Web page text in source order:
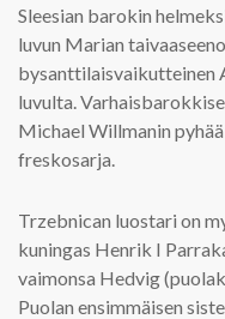
Sleesian barokin
luvun Marian
bysanttilaisvaikutteinen
luvulta.
Michael Willmanin
freskosarja.
Trzebnican luostari on
kuningas Henrik I
vaimonsa Hedvig
Puolan ensimmäisen